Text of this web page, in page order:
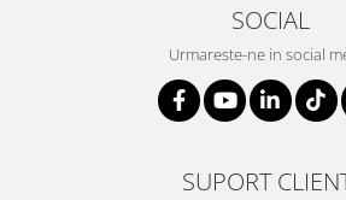
SOCIAL
Urmareste-ne in social
SUPORT